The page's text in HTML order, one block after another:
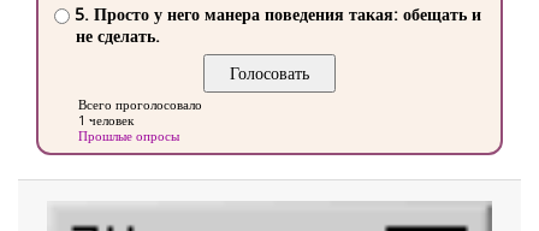
5. Просто у него манера поведения такая: обещать и
не сделать.
Всего проголосовало
1 человек
Прошлые опросы